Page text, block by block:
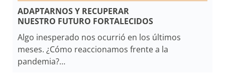
ADAPTARNOS Y RECUPERAR
NUESTRO FUTURO FORTALECIDOS
Algo inesperado nos ocurrió en los últimos
meses. ¿Cómo reaccionamos frente a la
pandemia?